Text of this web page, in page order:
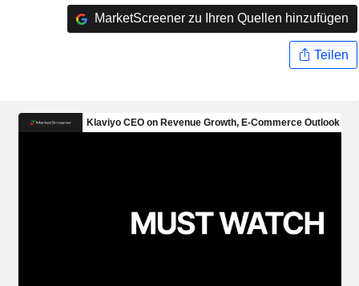
MarketScreener zu Ihren Quellen hinzufügen
Teilen